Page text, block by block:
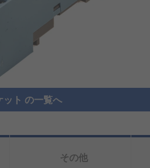
ット の一覧へ
その他